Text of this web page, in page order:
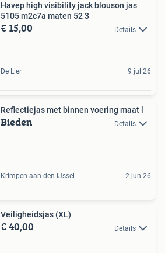
Havep high visibility jack blouson jas
5105 m2c7a maten 52 3
€ 15,00 Details
De Lier 9 jul 26
Reflectiejas met binnen voering maat l
Bieden Details
Krimpen aan den IJssel 2 jun 26
Veiligheidsjas (XL)
€ 40,00 Details